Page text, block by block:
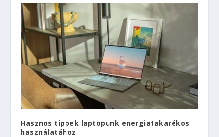
Hasznos tippek laptopunk energiatakarékos
használatához